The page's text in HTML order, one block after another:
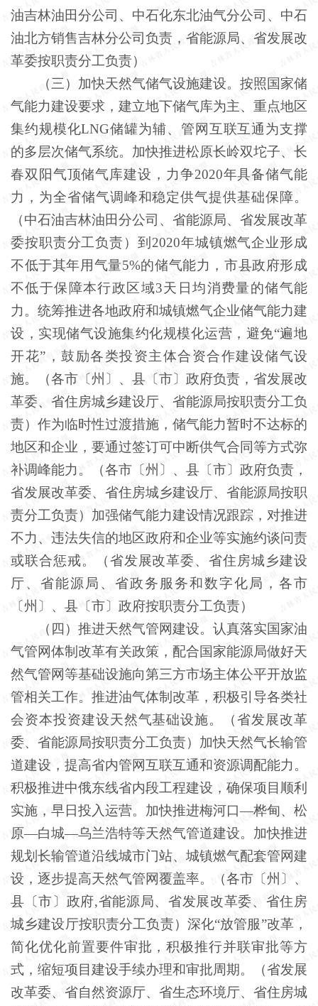
油吉林油田分公司、中石化东北油气分公司、中石
油北方销售吉林分公司负责，省能源局、省发展改
革委按职责分工负责）
（三）加快天然气储气设施建设。按照国家储
气能力建设要求，建立地下储气库为主、重点地区
集约规模化LNG储罐为辅、管网互联互通为支撑
的多层次储气系统。加快推进松原长岭双坨子、长
春双阳气顶储气库建设，力争2020年具备储气能
力，为全省储气调峰和稳定供气提供基础保障。
（中石油吉林油田分公司、省能源局、省发展改革
委按职责分工负责）到2020年城镇燃气企业形成
不低于其年用气量5%的储气能力，市县政府形成
不低于保障本行政区域3天日均消费量的储气能
力。统筹推进各地政府和城镇燃气企业储气能力建
设，实现储气设施集约化规模化运营，避免“遍地
开花”，鼓励各类投资主体合资合作建设储气设
施。（各市〔州〕、县〔市〕政府负责，省发展改
革委、省住房城乡建设厅、省能源局按职责分工负
责）作为临时性过渡措施，储气能力暂时不达标的
地区和企业，要通过签订可中断供气合同等方式弥
补调峰能力。（各市〔州〕、县〔市〕政府负责，
省发展改革委、省住房城乡建设厅、省能源局按职
责分工负责）加强储气能力建设情况跟踪，对推进
不力、违法失信的地区政府和企业等实施约谈问责
或联合惩戒。（省发展改革委、省住房城乡建设
厅、省能源局、省政务服务和数字化局，各市
〔州〕、县〔市〕政府按职责分工负责）
（四）推进天然气管网建设。认真落实国家油
气管网体制改革有关政策，配合国家能源局做好天
然气管网等基础设施向第三方市场主体公平开放监
管相关工作。推进油气体制改革，积极引导各类社
会资本投资建设天然气基础设施。（省发展改革
委、省能源局按职责分工负责）加快天然气长输管
道建设，提高省内管网互联互通和资源调配能力。
积极推进中俄东线省内段工程建设，确保项目顺利
实施，早日投入运营。加快推进梅河口—桦甸、松
原—白城—乌兰浩特等天然气管道建设。加快推进
规划长输管道沿线城市门站、城镇燃气配套管网建
设，逐步提高天然气管网覆盖率。（各市〔州〕、
县〔市〕政府,省能源局、省发展改革委、省住房
城乡建设厅按职责分工负责）深化“放管服”改革，
简化优化前置要件审批，积极推行并联审批等方
式，缩短项目建设手续办理和审批周期。（省发展
改革委、省自然资源厅、省生态环境厅、省住房城